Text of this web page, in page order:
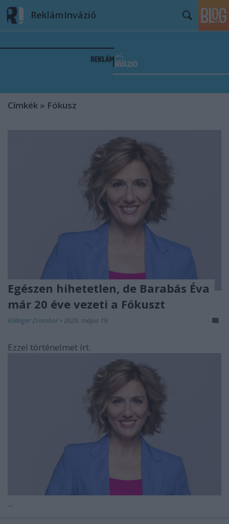
ReklámInvázió
Címkék » Fókusz
Egészen hihetetlen, de Barabás Éva
már 20 éve vezeti a Fókuszt
Kólinger Zsombor • 2026. május 19.
Ezzel történelmet írt.
...